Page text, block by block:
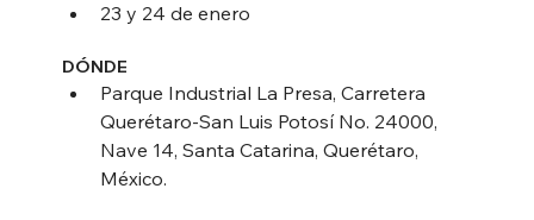
23 y 24 de enero
DÓNDE
Parque Industrial La Presa, Carretera
Querétaro-San Luis Potosí No. 24000,
Nave 14, Santa Catarina, Querétaro,
México.